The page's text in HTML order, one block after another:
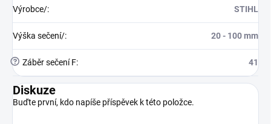
Výrobce/: STIHL
Výška sečení/: 20 - 100 mm
? Záběr sečení F: 41
Diskuze
Buďte první, kdo napíše příspěvek k této položce.